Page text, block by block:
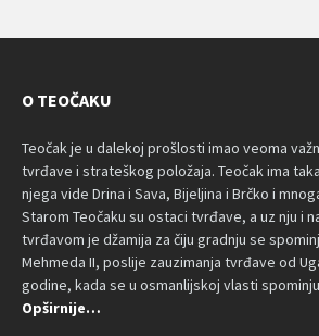
O TEOČAKU
Teočak je u dalekoj prošlosti imao veoma
tvrđave i strateškog položaja. Teočak ima
njega vide Drina i Sava, Bijeljina i Brčko i
Starom Teočaku su ostaci tvrđave, a uz nju i
tvrđavom je džamija za čiju gradnju se
Mehmeda II, poslije zauzimanja tvrđave od
godine, kada se u osmanlijskoj vlasti
Opširnije…